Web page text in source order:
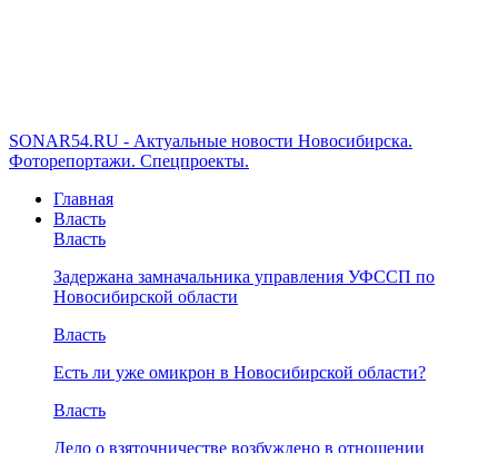
SONAR54.RU - Актуальные новости Новосибирска.
Фоторепортажи. Спецпроекты.
Главная
Власть
Власть
Задержана замначальника управления УФССП по
Новосибирской области
Власть
Есть ли уже омикрон в Новосибирской области?
Власть
Дело о взяточничестве возбуждено в отношении